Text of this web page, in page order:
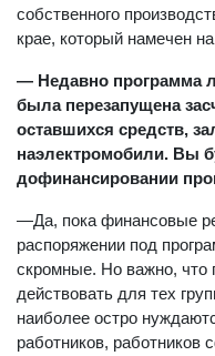
собственного
крае, который намечен
— Недавно программа
была перезапущена
оставшихся средств,
наэлектромобили. Вы
дофинансировании
—Да, пока финансовые
распоряжении под
скромные. Но важно,
действовать для тех
наиболее остро
работников, работников